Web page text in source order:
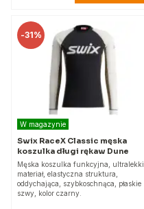
-31%
W magazynie
Swix RaceX Classic męska
koszulka długi rękaw Dune
Męska koszulka funkcyjna, ultralekki
materiał, elastyczna struktura,
oddychająca, szybkoschnąca, płaskie
szwy, kolor czarny.